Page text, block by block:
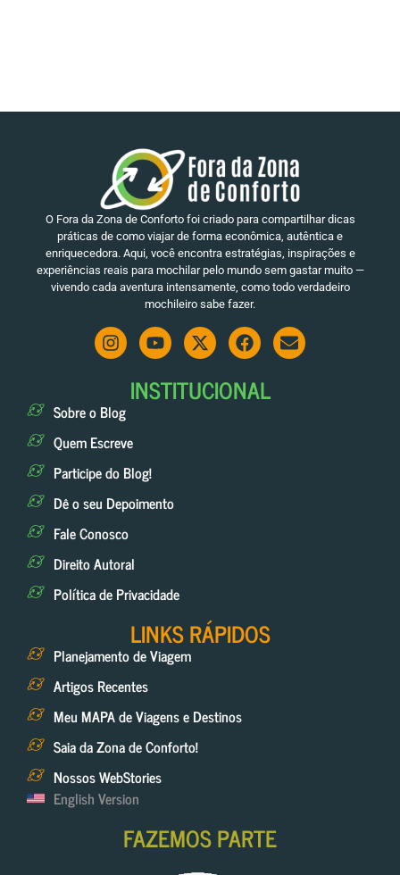
O Fora da Zona de Conforto foi criado para compartilhar dicas
práticas de como viajar de forma econômica, autêntica e
enriquecedora. Aqui, você encontra estratégias, inspirações e
experiências reais para mochilar pelo mundo sem gastar muito —
vivendo cada aventura intensamente, como todo verdadeiro
mochileiro sabe fazer.
INSTITUCIONAL
Sobre o Blog
Quem Escreve
Participe do Blog!
Dê o seu Depoimento
Fale Conosco
Direito Autoral
Política de Privacidade
LINKS RÁPIDOS
Planejamento de Viagem
Artigos Recentes
Meu MAPA de Viagens e Destinos
Saia da Zona de Conforto!
Nossos WebStories
English Version
FAZEMOS PARTE